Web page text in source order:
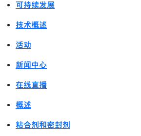
可持续发展
技术概述
活动
新闻中心
在线直播
概述
粘合剂和密封剂